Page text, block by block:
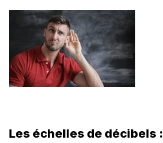
Les échelles de décibels :